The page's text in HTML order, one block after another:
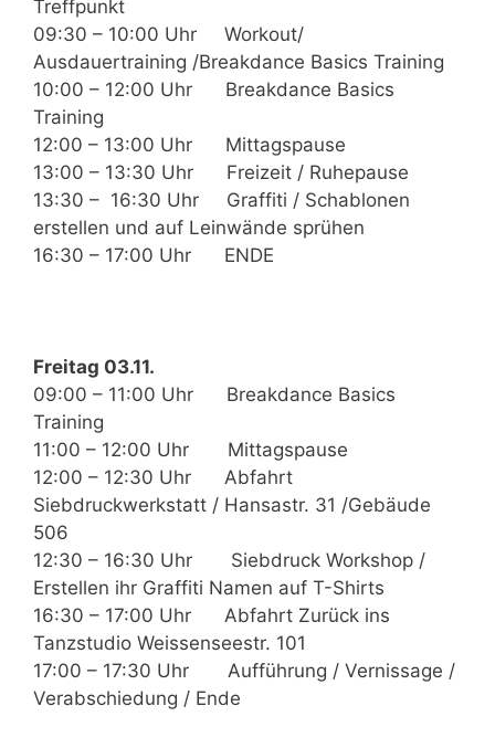
Treffpunkt
09:30 – 10:00 Uhr Workout/
Ausdauertraining /Breakdance Basics Training
10:00 – 12:00 Uhr Breakdance Basics
Training
12:00 – 13:00 Uhr Mittagspause
13:00 – 13:30 Uhr Freizeit / Ruhepause
13:30 – 16:30 Uhr Graffiti / Schablonen
erstellen und auf Leinwände sprühen
16:30 – 17:00 Uhr ENDE
Freitag 03.11.
09:00 – 11:00 Uhr Breakdance Basics
Training
11:00 – 12:00 Uhr Mittagspause
12:00 – 12:30 Uhr Abfahrt
Siebdruckwerkstatt / Hansastr. 31 /Gebäude
506
12:30 – 16:30 Uhr Siebdruck Workshop /
Erstellen ihr Graffiti Namen auf T-Shirts
16:30 – 17:00 Uhr Abfahrt Zurück ins
Tanzstudio Weissenseestr. 101
17:00 – 17:30 Uhr Aufführung / Vernissage /
Verabschiedung / Ende